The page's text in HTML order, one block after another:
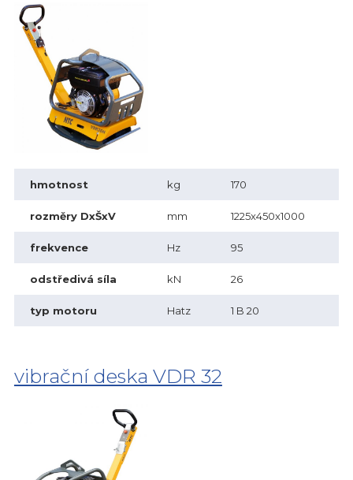
hmotnost kg 170
rozměry DxŠxV mm 1225x450x1000
frekvence Hz 95
odstředivá síla kN 26
typ motoru Hatz 1 B 20
vibrační deska VDR 32